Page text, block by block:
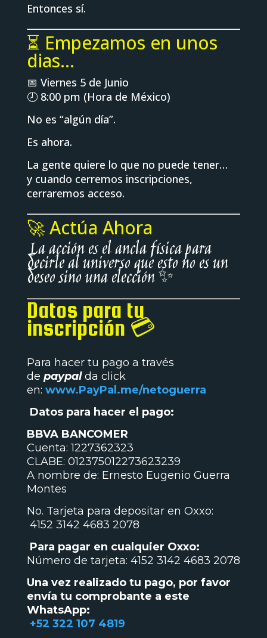
Entonces sí.
⏳ Empezamos en unos
dias…
📅 Viernes 5 de Junio
🕗 8:00 pm (Hora de México)
No es “algún día”.
Es ahora.
La gente quiere lo que no puede tener…
y cuando cerremos inscripciones,
cerraremos acceso.
🚀 Actúa Ahora
La acción es el ancla física para
decirle al universo que esto no es un
deseo sino una elección ✨
Datos para tu
inscripción 💳
Para hacer tu pago a través
de paypal da click
en: www.PayPal.me/netoguerra
Datos para hacer el pago:
BBVA BANCOMER
Cuenta: 1227362323
CLABE: 012375012273623239
A nombre de: Ernesto Eugenio Guerra
Montes
No. Tarjeta para depositar en Oxxo:
4152 3142 4683 2078
Para pagar en cualquier Oxxo:
Número de tarjeta: 4152 3142 4683 2078
Una vez realizado tu pago, por favor
envía tu comprobante a este
WhatsApp:
+52 322 107 4819